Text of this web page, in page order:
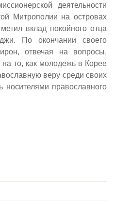
деятельности
Митрополии на островах
вклад покойного отца
По окончании своего
отвечая на вопросы,
то, как молодежь в Корее
веру среди своих
носителями православного